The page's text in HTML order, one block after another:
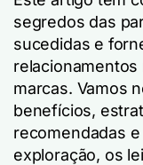
segredos das
sucedidas e
marcas. Vamos
benefícios,
recomendadas
exploração, os